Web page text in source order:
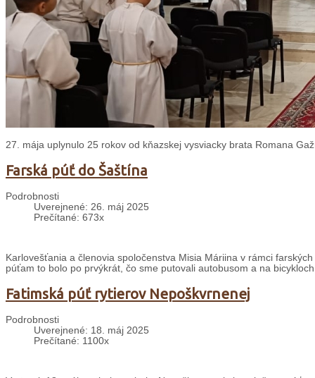
27. mája uplynulo 25 rokov od kňazskej vysviacky brata Romana
Farská púť do Šaštína
Podrobnosti
Uverejnené: 26. máj 2025
Prečítané: 673x
Karlovešťania a členovia spoločenstva Misia Máriina v rámci
púťam to bolo po prvýkrát, čo sme putovali autobusom a na
Fatimská púť rytierov Nepoškvrnenej
Podrobnosti
Uverejnené: 18. máj 2025
Prečítané: 1100x